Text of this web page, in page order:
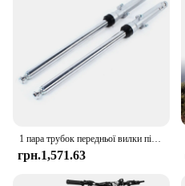
1 пара трубок передньої вилки підходить для Honda 1969 70 71 72 73 74 75 76 77 78 1979 CT90 Trail Bike 27" масляний амортизатор високої якості, міцний
грн.1,571.63